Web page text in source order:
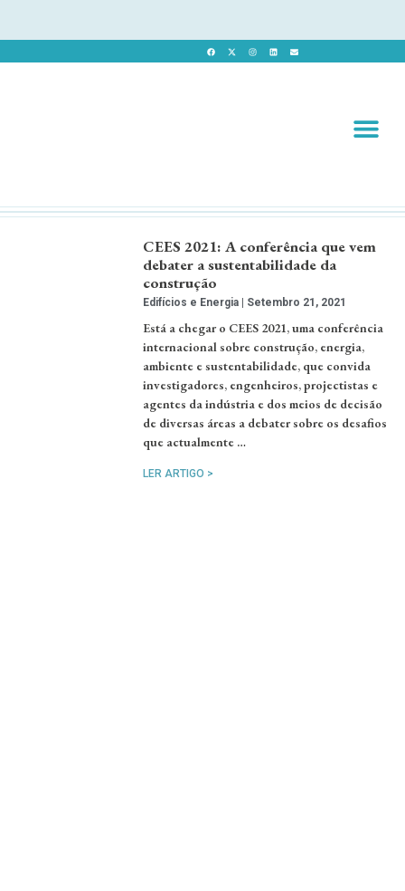
CEES 2021: A conferência que vem
debater a sustentabilidade da
construção
Edifícios e Energia Setembro 21, 2021
Está a chegar o CEES 2021, uma conferência
internacional sobre construção, energia,
ambiente e sustentabilidade, que convida
investigadores, engenheiros, projectistas e
agentes da indústria e dos meios de decisão
de diversas áreas a debater sobre os desafios
que actualmente …
LER ARTIGO >